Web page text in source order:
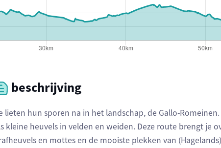
beschrijving
lieten hun sporen na in het landschap, de Gallo-
kleine heuvels in velden en weiden. Deze route brengt je
en mottes en de mooiste plekken van